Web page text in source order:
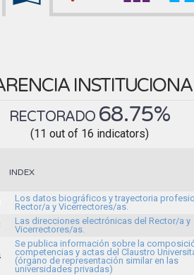
RECTORADO 68.75%
(11 out of 16 indicators)
INDEX
Los datos biográficos y trayectoria
Rector/a y Vicerrectores/as.
Las direcciones electrónicas del Rector/a y
Vicerrectores/as.
Se publica información sobre la
competencias y actas del Claustro
(órgano de representación similar en las
universidades privadas)